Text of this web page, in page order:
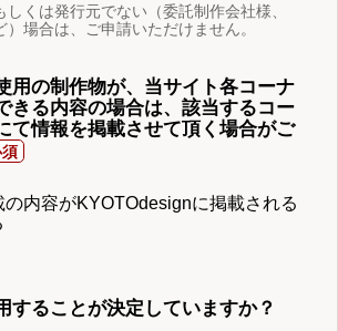
くは発行元でない（委託制作会社様、
）場合は、ご申請いただけません。
用の制作物が、当サイト各コーナ
きる内容の場合は、該当するコー
て情報を掲載させて頂く場合がご
内容がKYOTOdesignに掲載される
することが決定していますか？